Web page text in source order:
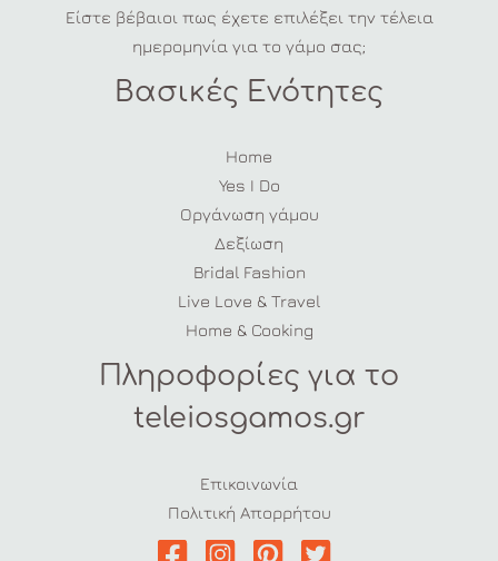
Είστε βέβαιοι πως έχετε επιλέξει την τέλεια
ημερομηνία για το γάμο σας;
Βασικές Ενότητες
Home
Yes I Do
Οργάνωση γάμου
Δεξίωση
Bridal Fashion
Live Love & Travel
Home & Cooking
Πληροφορίες για το
teleiosgamos.gr
Επικοινωνία
Πολιτική Απορρήτου